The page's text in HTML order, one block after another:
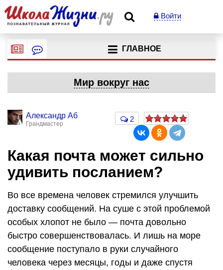
Войти
ГЛАВНОЕ
Мир вокруг нас
Александр Аб
Грандмастер
2
Какая почта может сильно
удивить посланием?
Во все времена человек стремился улучшить
доставку сообщений. На суше с этой проблемой
особых хлопот не было — почта довольно
быстро совершенствовалась. И лишь на море
сообщение поступало в руки случайного
человека через месяцы, годы и даже спустя